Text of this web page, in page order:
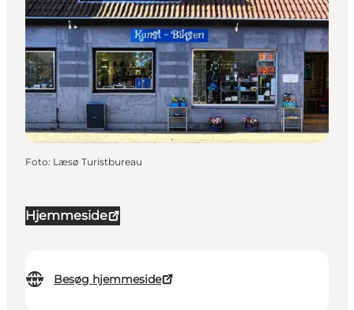
Hjemmeside
Besøg hjemmeside
Foto: Læsø Turistbureau